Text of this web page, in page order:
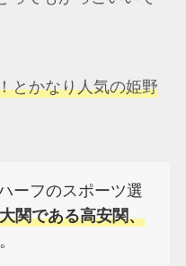
とかなり人気の姫野
ーフのスポーツ選
関である高安関、
。